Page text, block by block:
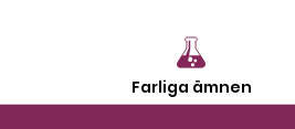
Farliga ämnen